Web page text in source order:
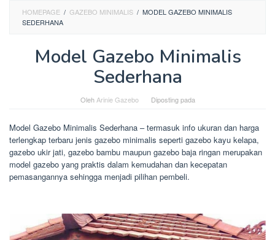
HOMEPAGE / GAZEBO MINIMALIS / MODEL GAZEBO MINIMALIS
SEDERHANA
Model Gazebo Minimalis
Sederhana
Oleh Arinie Gazebo Diposting pada
Model Gazebo Minimalis Sederhana – termasuk info ukuran dan harga
terlengkap terbaru jenis gazebo minimalis seperti gazebo kayu kelapa,
gazebo ukir jati, gazebo bambu maupun gazebo baja ringan merupakan
model gazebo yang praktis dalam kemudahan dan kecepatan
pemasangannya sehingga menjadi pilihan pembeli.